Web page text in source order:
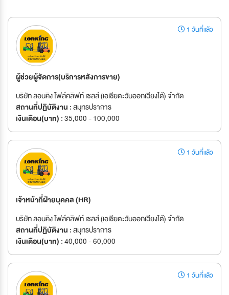
1 วันที่แล้ว
ผู้ช่วยผู้จัดการ(บริการหลังการขาย)
บริษัท ลอนคิง โฟล์คลิฟท์ เซลส์ (เอเชียตะวันออกเฉียงใต้) จำกัด
สถานที่ปฏิบัติงาน :สมุทรปราการ
เงินเดือน(บาท) :35,000 - 100,000
1 วันที่แล้ว
เจ้าหน้าที่ฝ่ายบุคคล (HR)
บริษัท ลอนคิง โฟล์คลิฟท์ เซลส์ (เอเชียตะวันออกเฉียงใต้) จำกัด
สถานที่ปฏิบัติงาน :สมุทรปราการ
เงินเดือน(บาท) :40,000 - 60,000
1 วันที่แล้ว